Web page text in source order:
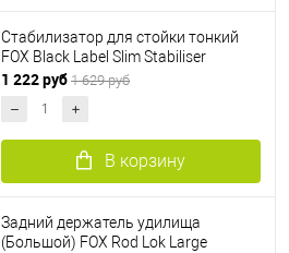
Стабилизатор для стойки тонкий
FOX Black Label Slim Stabiliser
1 222 руб 1 629 руб
В корзину
Задний держатель удилища
(Большой) FOX Rod Lok Large